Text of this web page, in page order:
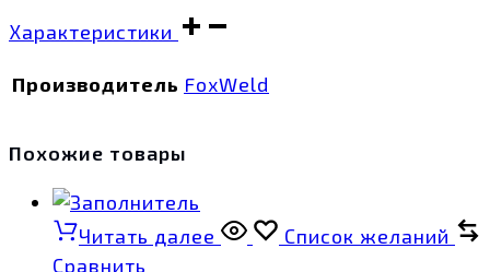
Характеристики
Производитель FoxWeld
Похожие товары
Читать далее
Список желаний
Сравнить